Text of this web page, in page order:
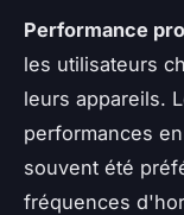
Performance
les utilisateurs
leurs appareils.
performances
souvent été
fréquences